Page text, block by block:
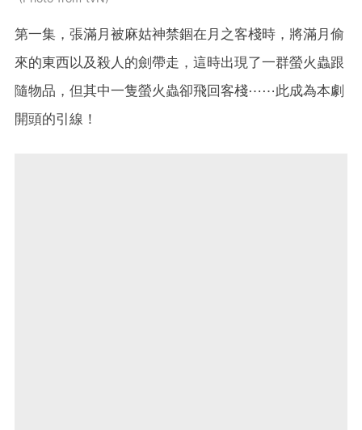
第一集，張滿月被麻姑神禁錮在月之客棧時，將滿月偷
來的東西以及殺人的劍帶走，這時出現了一群螢火蟲跟
隨物品，但其中一隻螢火蟲卻飛回客棧⋯⋯此成為本劇
開頭的引線！